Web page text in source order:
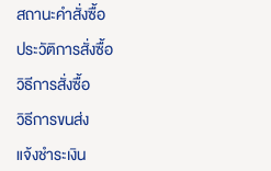
สถานะคำสั่งซื้อ
ประวัติการสั่งซื้อ
วิธีการสั่งซื้อ
วิธีการขนส่ง
แจ้งชำระเงิน